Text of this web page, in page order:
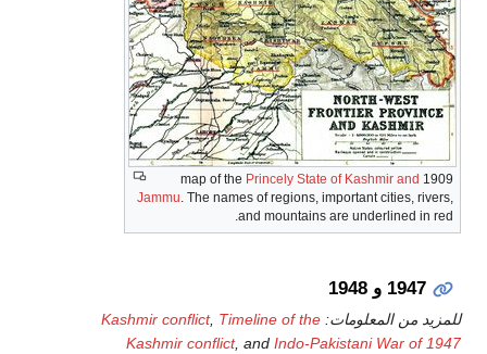
Princely State of Kashmir and
Jammu. The names of regions, important cities,
and mountains are underlined in
1947 و 1948
من المعلومات: Kashmir conflict,Timeline of the
Kashmir conflict, andIndo-Pakistani War of